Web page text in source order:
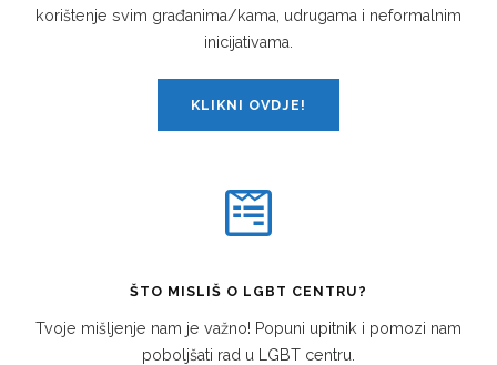
korištenje svim građanima/kama, udrugama i neformalnim
inicijativama.
KLIKNI OVDJE!
ŠTO MISLIŠ O LGBT CENTRU?
Tvoje mišljenje nam je važno! Popuni upitnik i pomozi nam
poboljšati rad u LGBT centru.